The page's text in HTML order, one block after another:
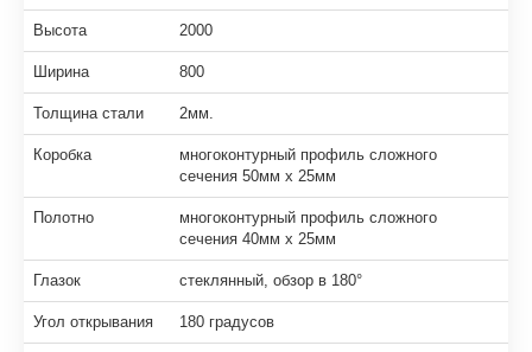
Высота 2000
Ширина 800
Толщина стали 2мм.
Коробка
многоконтурный профиль сложного
сечения 50мм х 25мм
Полотно
многоконтурный профиль сложного
сечения 40мм х 25мм
Глазок стеклянный, обзор в 180°
Угол открывания 180 градусов